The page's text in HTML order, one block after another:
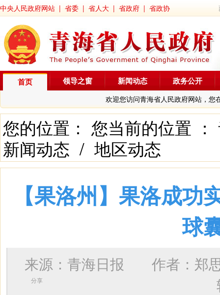
中央人民政府网站 | 省委 | 省人大 | 省政府 | 省政协
首页
欢迎您访问青海省人民政府网站，您
领导之窗 新闻动态 政务公开
您的位置： 您当前的位置 ：
新闻动态 / 地区动态
【果洛州】果洛成
球
来源：青海日报 作者： 郑
分享